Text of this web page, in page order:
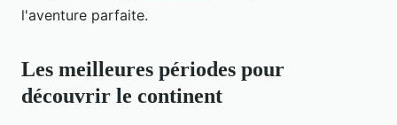
l'aventure parfaite.
Les meilleures périodes pour
découvrir le continent